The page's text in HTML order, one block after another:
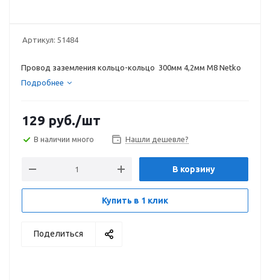
Артикул: 51484
Провод заземления кольцо-кольцо 300мм 4,2мм M8 Netko
Подробнее
129 руб./шт
В наличии много Нашли дешевле?
В корзину
Купить в 1 клик
Поделиться